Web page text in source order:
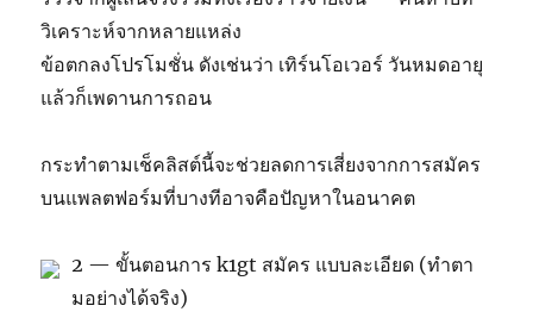
วิเคราะห์จากหลายแหล่ง
ข้อตกลงโปรโมชั่น ดังเช่นว่า เทิร์นโอเวอร์ วันหมดอายุ
แล้วก็เพดานการถอน
กระทำตามเช็คลิสต์นี้จะช่วยลดการเสี่ยงจากการสมัคร
บนแพลตฟอร์มที่บางทีอาจคือปัญหาในอนาคต
2 — ขั้นตอนการ k1gt สมัคร แบบละเอียด (ทำตา
มอย่างได้จริง)